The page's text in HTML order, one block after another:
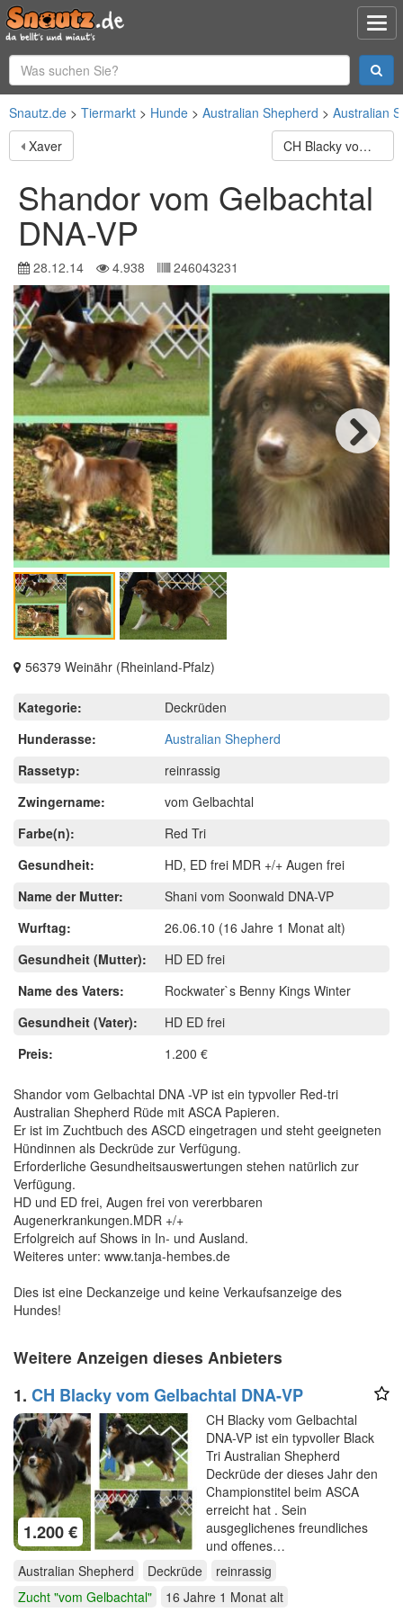
Snautz.de Tiermarkt Hunde Australian Shepherd
Australian
Xaver
CH Blacky vom Gelbachtal DNA-VP
Shandor vom Gelbachtal
DNA-VP
28.12.14 4.938 246043231
Next
56379 Weinähr (Rheinland-Pfalz)
Kategorie:
Deckrüden
Hunderasse:
Australian Shepherd
Rassetyp:
reinrassig
Zwingername:
vom Gelbachtal
Farbe(n):
Red Tri
Gesundheit:
HD, ED frei MDR +/+ Augen frei
Name der Mutter:
Shani vom Soonwald DNA-VP
Wurftag:
26.06.10 (16 Jahre 1 Monat alt)
Gesundheit (Mutter):
HD ED frei
Name des Vaters:
Rockwater`s Benny Kings Winter
Gesundheit (Vater):
HD ED frei
Preis:
1.200 €
Shandor vom Gelbachtal DNA -VP ist ein typvoller Red-tri
Australian Shepherd Rüde mit ASCA Papieren.
Er ist im Zuchtbuch des ASCD eingetragen und steht geeigneten
Hündinnen als Deckrüde zur Verfügung.
Erforderliche Gesundheitsauswertungen stehen natürlich zur
Verfügung.
HD und ED frei, Augen frei von vererbbaren
Augenerkrankungen.MDR +/+
Erfolgreich auf Shows in In- und Ausland.
Weiteres unter: www.tanja-hembes.de
Dies ist eine Deckanzeige und keine Verkaufsanzeige des
Hundes!
Weitere Anzeigen dieses Anbieters
1. CH Blacky vom Gelbachtal DNA-VP
1.200 €
CH Blacky vom Gelbachtal
DNA-VP ist ein typvoller Black
Tri Australian Shepherd
Deckrüde der dieses Jahr den
Championstitel beim ASCA
erreicht hat . Sein
ausgeglichenes freundliches
und offenes…
Australian Shepherd
Deckrüde
reinrassig
Zucht "vom Gelbachtal"
16 Jahre 1 Monat alt